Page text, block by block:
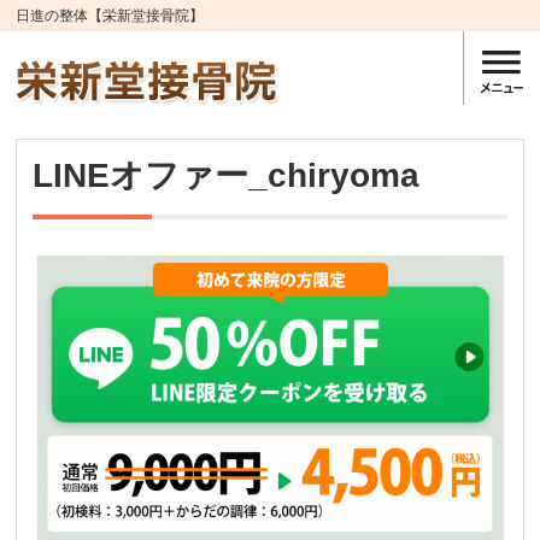
日進の整体【栄新堂接骨院】
LINEオファー_chiryoma